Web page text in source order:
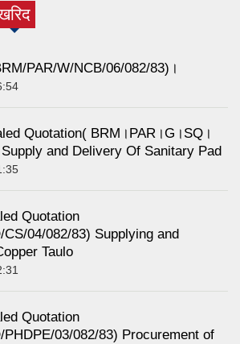
PAR/W/NCB/06/082/83)।
Quotation( BRM।PAR।G।SQ।
and Delivery Of Sanitary Pad
Quotation
04/082/83) Supplying and
Taulo
Quotation
PHDPE/03/082/83) Procurement of